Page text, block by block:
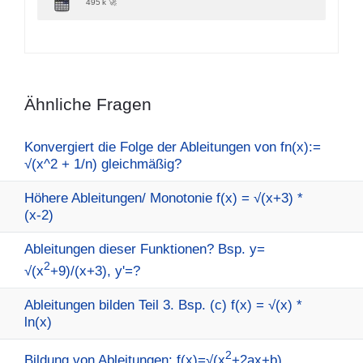
495 k 🚀
Ähnliche Fragen
Konvergiert die Folge der Ableitungen von fn(x):=
√(x^2 + 1/n) gleichmäßig?
Höhere Ableitungen/ Monotonie f(x) = √(x+3) *
(x-2)
Ableitungen dieser Funktionen? Bsp. y=
√(x2+9)/(x+3), y'=?
Ableitungen bilden Teil 3. Bsp. (c) f(x) = √(x) *
ln(x)
2